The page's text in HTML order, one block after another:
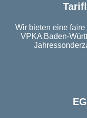
Wir bieten eine
VPKA Baden-